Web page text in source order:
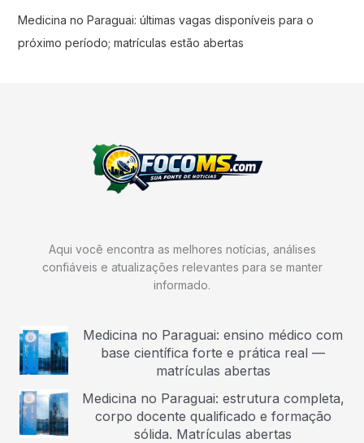
Medicina no Paraguai: últimas vagas disponíveis para o
próximo período; matrículas estão abertas
Aqui você encontra as melhores notícias, análises
confiáveis e atualizações relevantes para se manter
informado.
Medicina no Paraguai: ensino médico com
base científica forte e prática real —
matrículas abertas
Medicina no Paraguai: estrutura completa,
corpo docente qualificado e formação
sólida. Matrículas abertas